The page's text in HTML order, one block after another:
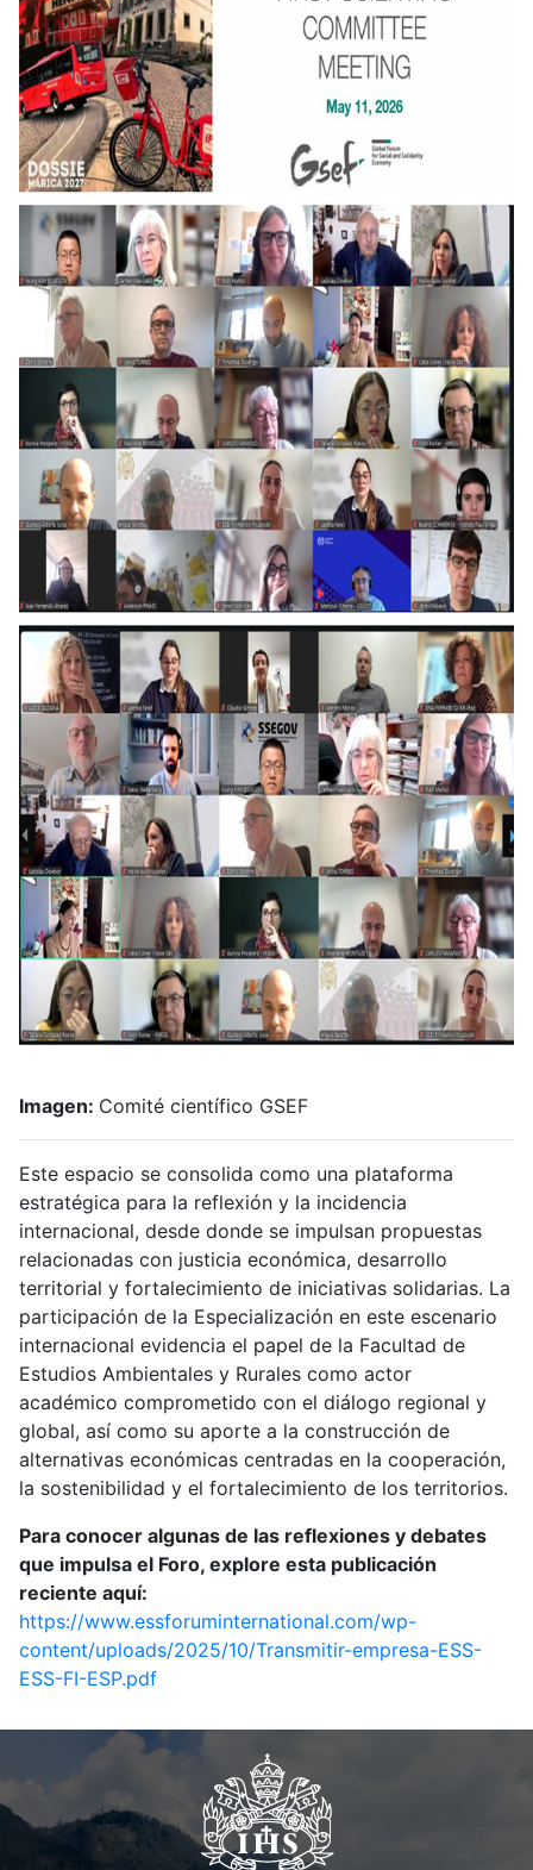
Imagen: Comité científico GSEF
Este espacio se consolida como una plataforma
estratégica para la reflexión y la incidencia
internacional, desde donde se impulsan propuestas
relacionadas con justicia económica, desarrollo
territorial y fortalecimiento de iniciativas solidarias. La
participación de la Especialización en este escenario
internacional evidencia el papel de la Facultad de
Estudios Ambientales y Rurales como actor
académico comprometido con el diálogo regional y
global, así como su aporte a la construcción de
alternativas económicas centradas en la cooperación,
la sostenibilidad y el fortalecimiento de los territorios.
Para conocer algunas de las reflexiones y debates
que impulsa el Foro, explore esta publicación
reciente aquí:
https://www.essforuminternational.com/wp-
content/uploads/2025/10/Transmitir-empresa-ESS-
ESS-FI-ESP.pdf